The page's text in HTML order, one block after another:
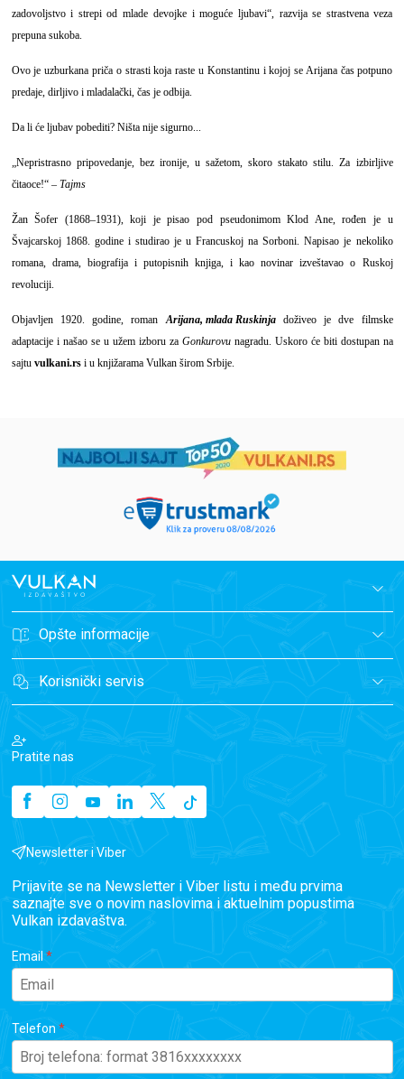
zadovoljstvo i strepi od mlade devojke i moguće ljubavi“, razvija se strastvena veza
prepuna sukoba.
Ovo je uzburkana priča o strasti koja raste u Konstantinu i kojoj se Arijana čas potpuno
predaje, dirljivo i mladalački, čas je odbija.
Da li će ljubav pobediti? Ništa nije sigurno...
„Nepristrasno pripovedanje, bez ironije, u sažetom, skoro stakato stilu. Za izbirljive
čitaoce!“ – Tajms
Žan Šofer (1868–1931), koji je pisao pod pseudonimom Klod Ane, rođen je u
Švajcarskoj 1868. godine i studirao je u Francuskoj na Sorboni. Napisao je nekoliko
romana, drama, biografija i putopisnih knjiga, i kao novinar izveštavao o Ruskoj
revoluciji.
Objavljen 1920. godine, romanArijana, mlada Ruskinjadoživeo je dve filmske
adaptacije i našao se u užem izboru za Gonkurovunagradu. Uskoro će biti dostupan na
sajtu vulkani.rsi u knjižarama Vulkan širom Srbije.
Opšte informacije
Korisnički servis
Pratite nas
Newsletter i Viber
Prijavite se na Newsletter i Viber listu i među prvima
saznajte sve o novim naslovima i aktuelnim popustima
Vulkan izdavaštva.
Email
Telefon